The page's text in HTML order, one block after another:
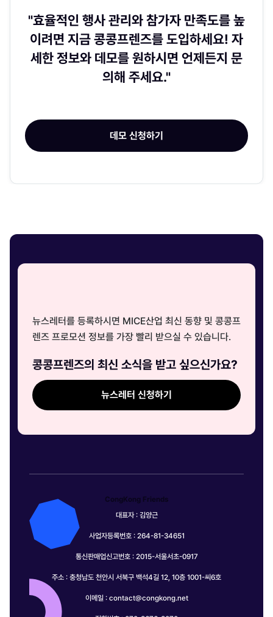
"효율적인 행사 관리와 참가자 만족도를 높
이려면 지금 콩콩프렌즈를 도입하세요! 자
세한 정보와 데모를 원하시면 언제든지 문
의해 주세요."
데모 신청하기
뉴스레터를 등록하시면 MICE산업 최신 동향 및 콩콩프
렌즈 프로모션 정보를 가장 빨리 받으실 수 있습니다.
콩콩프렌즈의 최신 소식을 받고 싶으신가요?
뉴스레터 신청하기
CongKong Friends
대표자 : 김양근
사업자등록번호 : 264-81-34651
통신판매업신고번호 : 2015-서울서초-0917
주소 : 충청남도 천안시 서북구 백석4길 12, 10층 1001-씨6호
이메일 : contact@congkong.net